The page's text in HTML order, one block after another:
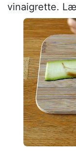
vinaigrette.